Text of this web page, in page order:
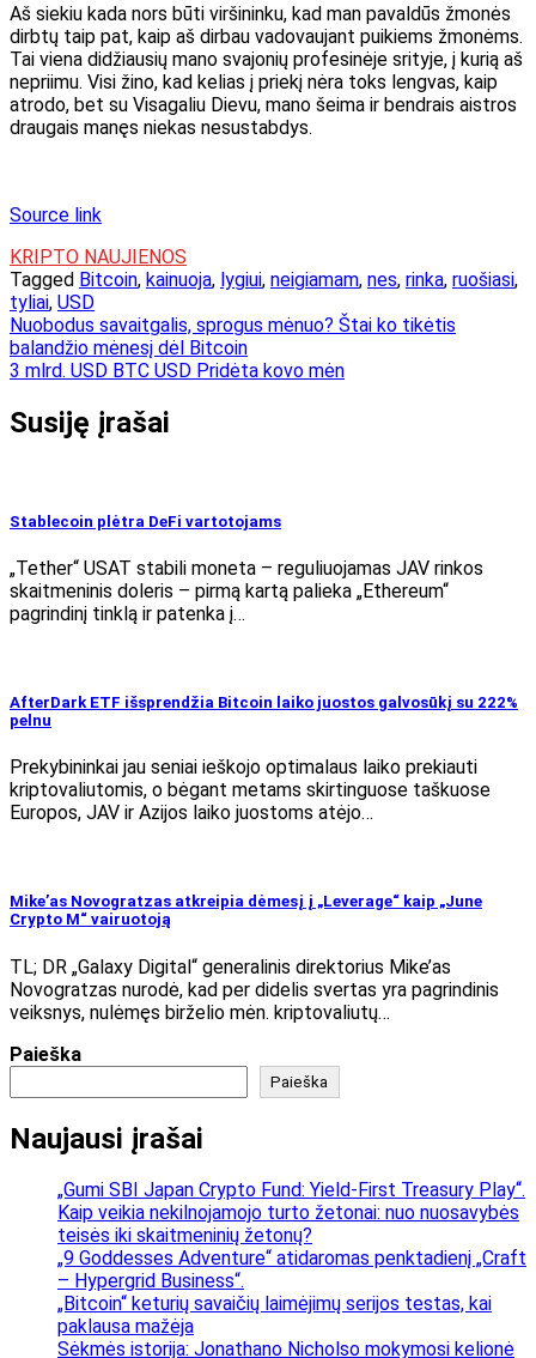
Aš siekiu kada nors būti viršininku, kad man pavaldūs žmonės
dirbtų taip pat, kaip aš dirbau vadovaujant puikiems žmonėms.
Tai viena didžiausių mano svajonių profesinėje srityje, į kurią aš
nepriimu. Visi žino, kad kelias į priekį nėra toks lengvas, kaip
atrodo, bet su Visagaliu Dievu, mano šeima ir bendrais aistros
draugais manęs niekas nesustabdys.
Source link
KRIPTO NAUJIENOS
Tagged Bitcoin, kainuoja, lygiui, neigiamam, nes, rinka, ruošiasi,
tyliai, USD
Navigacija
tarp
Nuobodus savaitgalis, sprogus mėnuo? Štai ko tikėtis
balandžio mėnesį dėl Bitcoin
3 mlrd. USD BTC USD Pridėta kovo mėn
Susiję įrašai
Stablecoin plėtra DeFi vartotojams
„Tether“ USAT stabili moneta – reguliuojamas JAV rinkos
skaitmeninis doleris – pirmą kartą palieka „Ethereum“
pagrindinį tinklą ir patenka į…
AfterDark ETF išsprendžia Bitcoin laiko juostos galvosūkį su 222%
pelnu
Prekybininkai jau seniai ieškojo optimalaus laiko prekiauti
kriptovaliutomis, o bėgant metams skirtinguose taškuose
Europos, JAV ir Azijos laiko juostoms atėjo…
Mike’as Novogratzas atkreipia dėmesį į „Leverage“ kaip „June
Crypto M“ vairuotoją
TL; DR „Galaxy Digital“ generalinis direktorius Mike’as
Novogratzas nurodė, kad per didelis svertas yra pagrindinis
veiksnys, nulėmęs birželio mėn. kriptovaliutų…
Paieška
Paieška
Naujausi įrašai
„Gumi SBI Japan Crypto Fund: Yield-First Treasury Play“.
Kaip veikia nekilnojamojo turto žetonai: nuo nuosavybės
teisės iki skaitmeninių žetonų?
„9 Goddesses Adventure“ atidaromas penktadienį „Craft
– Hypergrid Business“.
„Bitcoin“ keturių savaičių laimėjimų serijos testas, kai
paklausa mažėja
Sėkmės istorija: Jonathano Nicholso mokymosi kelionė